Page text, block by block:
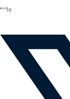
Niño